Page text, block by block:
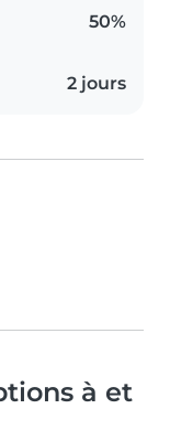
50%
2 jours
à et